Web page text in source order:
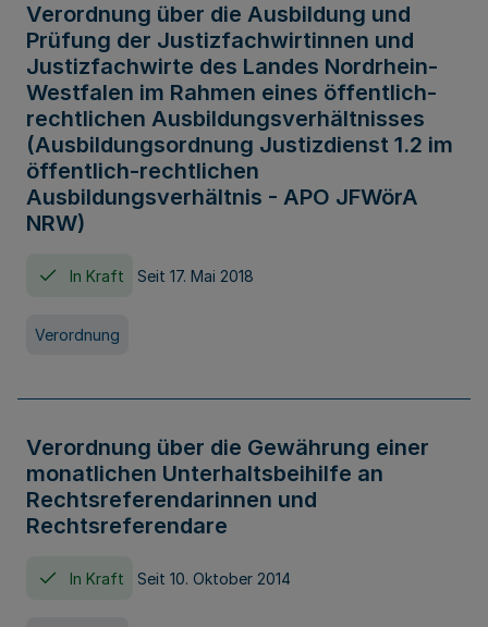
Verordnung über die Ausbildung und
Prüfung der Justizfachwirtinnen und
Justizfachwirte des Landes Nordrhein-
Westfalen im Rahmen eines öffentlich-
rechtlichen Ausbildungsverhältnisses
(Ausbildungsordnung Justizdienst 1.2 im
öffentlich-rechtlichen
Ausbildungsverhältnis - APO JFWörA
NRW)
In Kraft Seit 17. Mai 2018
Verordnung
Verordnung über die Gewährung einer
monatlichen Unterhaltsbeihilfe an
Rechtsreferendarinnen und
Rechtsreferendare
In Kraft Seit 10. Oktober 2014